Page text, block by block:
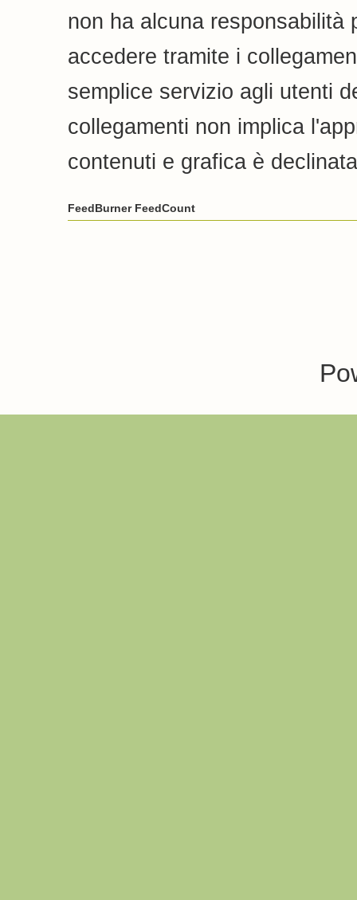
non ha alcuna responsabilità
accedere tramite i
semplice servizio agli utenti
collegamenti non implica
contenuti e grafica è
FeedBurner FeedCount